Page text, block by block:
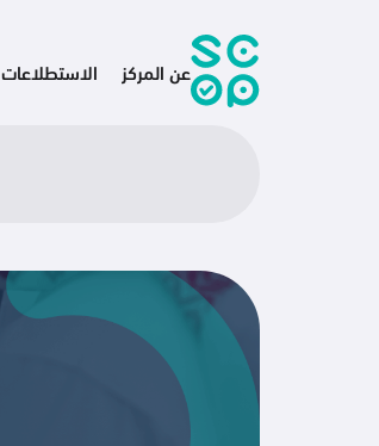
عن المركز الاستطلاعات